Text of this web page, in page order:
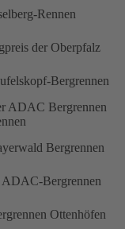
Rennen
der Oberpfalz
Bergrennen
ADAC Bergrennen
Bergrennen
ADAC-Bergrennen
Ottenhöfen